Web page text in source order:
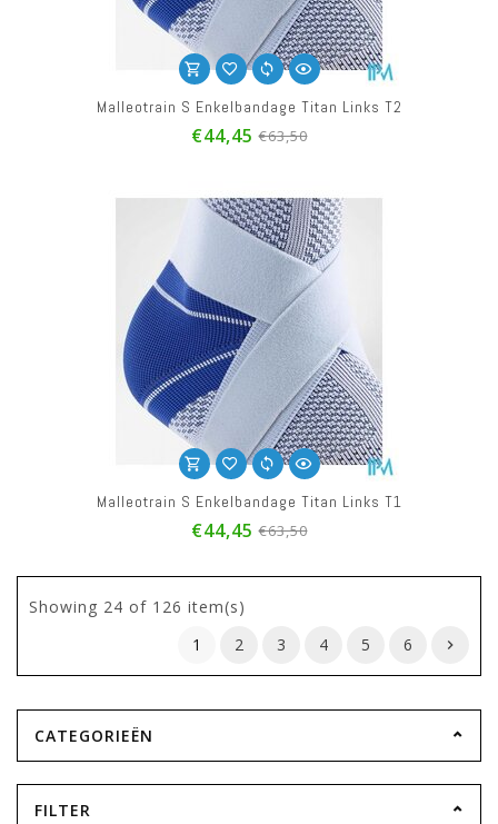
Malleotrain S Enkelbandage Titan Links T2
€44,45 €63,50
Malleotrain S Enkelbandage Titan Links T1
€44,45 €63,50
Showing 24 of 126 item(s)
1
2 3 4 5 6
CATEGORIEËN
FILTER